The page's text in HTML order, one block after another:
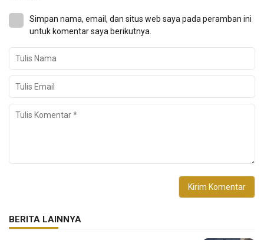
Simpan nama, email, dan situs web saya pada peramban ini
untuk komentar saya berikutnya.
BERITA LAINNYA